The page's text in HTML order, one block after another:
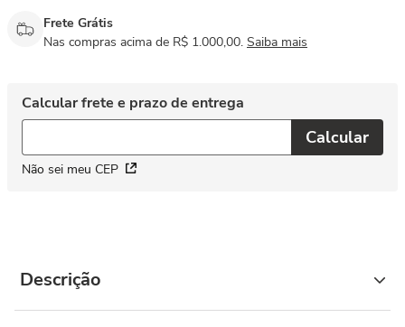
Frete Grátis
Nas compras acima de R$ 1.000,00. Saiba mais
Não sei meu CEP
Descrição